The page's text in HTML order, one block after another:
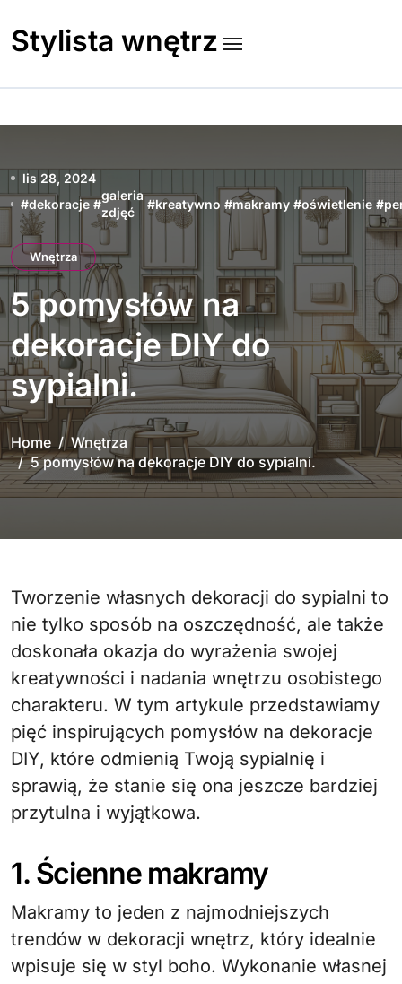
content
Stylista wnętrz
lis 28, 2024
#dekoracje #
galeria
zdjęć
#kreatywno #makramy #oświetlenie #
Wnętrza
5 pomysłów na
dekoracje DIY do
sypialni.
Home
Wnętrza
5 pomysłów na dekoracje DIY do sypialni.
Tworzenie własnych dekoracji do sypialni to
nie tylko sposób na oszczędność, ale także
doskonała okazja do wyrażenia swojej
kreatywności i nadania wnętrzu osobistego
charakteru. W tym artykule przedstawiamy
pięć inspirujących pomysłów na dekoracje
DIY, które odmienią Twoją sypialnię i
sprawią, że stanie się ona jeszcze bardziej
przytulna i wyjątkowa.
1. Ścienne makramy
Makramy to jeden z najmodniejszych
trendów w dekoracji wnętrz, który idealnie
wpisuje się w styl boho. Wykonanie własnej